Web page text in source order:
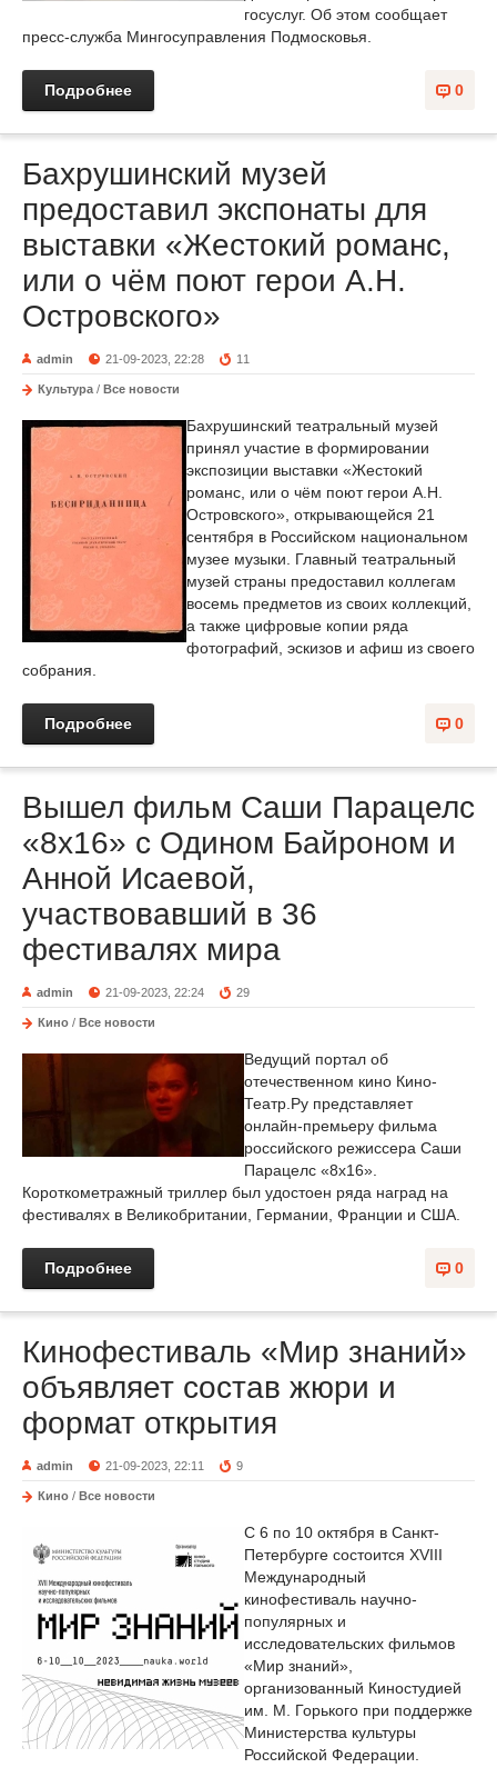
госуслуг. Об этом сообщает
пресс-служба Мингосуправления Подмосковья.
0
Подробнее
Бахрушинский музей
предоставил экспонаты для
выставки «Жестокий романс,
или о чём поют герои А.Н.
Островского»
admin 21-09-2023, 22:28 11
Культура / Все новости
Бахрушинский театральный музей
принял участие в формировании
экспозиции выставки «Жестокий
романс, или о чём поют герои А.Н.
Островского», открывающейся 21
сентября в Российском национальном
музее музыки. Главный театральный
музей страны предоставил коллегам
восемь предметов из своих коллекций,
а также цифровые копии ряда
фотографий, эскизов и афиш из своего
собрания.
0
Подробнее
Вышел фильм Саши Парацелс
«8х16» с Одином Байроном и
Анной Исаевой,
участвовавший в 36
фестивалях мира
admin 21-09-2023, 22:24 29
Кино / Все новости
Ведущий портал об
отечественном кино Кино-
Театр.Ру представляет
онлайн-премьеру фильма
российского режиссера Саши
Парацелс «8х16».
Короткометражный триллер был удостоен ряда наград на
фестивалях в Великобритании, Германии, Франции и США.
0
Подробнее
Кинофестиваль «Мир знаний»
объявляет состав жюри и
формат открытия
admin 21-09-2023, 22:11 9
Кино / Все новости
С 6 по 10 октября в Санкт-
Петербурге состоится XVIII
Международный
кинофестиваль научно-
популярных и
исследовательских фильмов
«Мир знаний»,
организованный Киностудией
им. М. Горького при поддержке
Министерства культуры
Российской Федерации.